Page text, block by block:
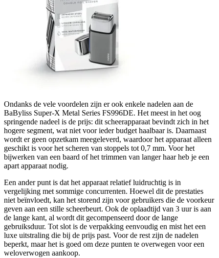
Ondanks de vele voordelen zijn er ook enkele nadelen aan de
BaByliss Super-X Metal Series FS996DE. Het meest in het oog
springende nadeel is de prijs: dit scheerapparaat bevindt zich in het
hogere segment, wat niet voor ieder budget haalbaar is. Daarnaast
wordt er geen opzetkam meegeleverd, waardoor het apparaat alleen
geschikt is voor het scheren van stoppels tot 0,7 mm. Voor het
bijwerken van een baard of het trimmen van langer haar heb je een
apart apparaat nodig.
Een ander punt is dat het apparaat relatief luidruchtig is in
vergelijking met sommige concurrenten. Hoewel dit de prestaties
niet beïnvloedt, kan het storend zijn voor gebruikers die de voorkeur
geven aan een stille scheerbeurt. Ook de oplaadtijd van 3 uur is aan
de lange kant, al wordt dit gecompenseerd door de lange
gebruiksduur. Tot slot is de verpakking eenvoudig en mist het een
luxe uitstraling die bij de prijs past. Voor de rest zijn de nadelen
beperkt, maar het is goed om deze punten te overwegen voor een
weloverwogen aankoop.